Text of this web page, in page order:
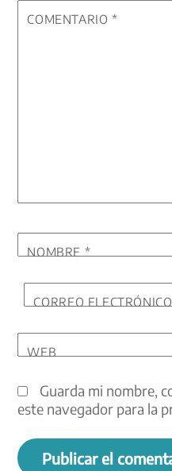
COMENTARIO*
NOMBRE *
CORREO
WEB
Guarda mi nombre,
este navegador para la